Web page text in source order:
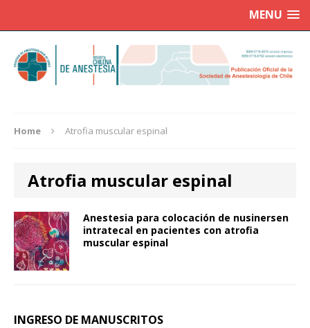
MENU
Home Atrofia muscular espinal
Atrofia muscular espinal
Anestesia para colocación de nusinersen
intratecal en pacientes con atrofia
muscular espinal
INGRESO DE MANUSCRITOS